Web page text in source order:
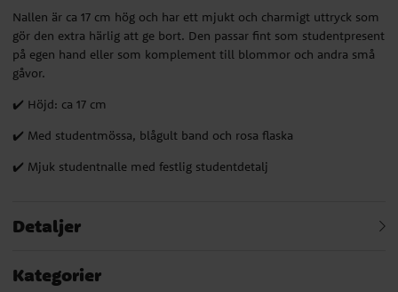
Nallen är ca 17 cm hög och har ett mjukt och charmigt uttryck som
gör den extra härlig att ge bort. Den passar fint som studentpresent
på egen hand eller som komplement till blommor och andra små
gåvor.
✔️ Höjd: ca 17 cm
✔️ Med studentmössa, blågult band och rosa flaska
✔️ Mjuk studentnalle med festlig studentdetalj
Detaljer
Kategorier